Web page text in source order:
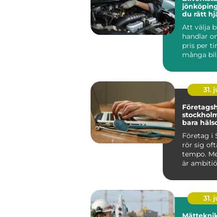
jönköping så
du rätt
Att välja
handlar
pris per
många
sna...
31.
stockholm mer
bara
Företag i
rör sig
tempo.
är
vana vi...
31.